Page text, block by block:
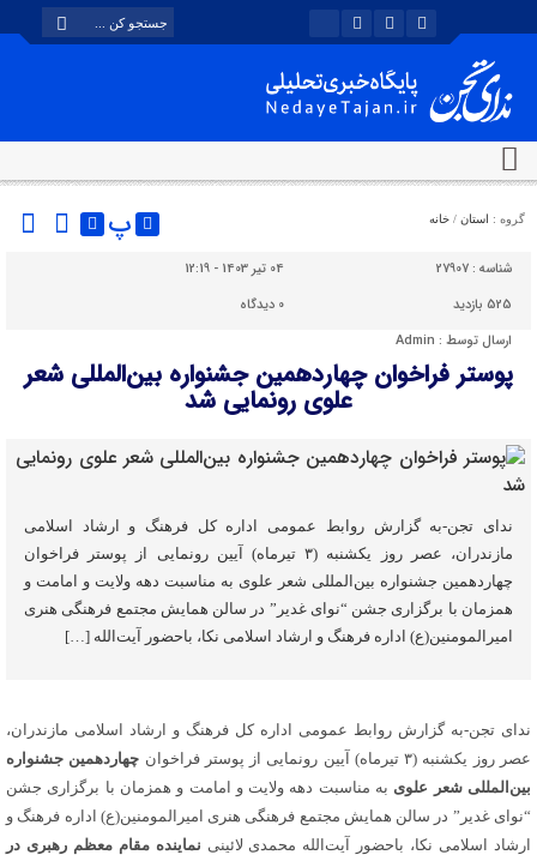
گروه : استان / خانه پ
شناسه : 27907
04 تیر 1403 - 12:19
525 بازدید
0 دیدگاه
ارسال توسط : Admin
پوستر فراخوان چهاردهمین جشنواره بین‌المللی شعر
علوی رونمایی شد
ندای تجن-به گزارش روابط عمومی اداره کل فرهنگ و ارشاد اسلامی
مازندران، عصر روز یکشنبه (۳ تیرماه) آیین رونمایی از پوستر فراخوان
چهاردهمین جشنواره بین‌المللی شعر علوی به مناسبت دهه ولایت و امامت و
همزمان با برگزاری جشن “نوای غدیر” در سالن همایش مجتمع فرهنگی هنری
امیرالمومنین(ع) اداره فرهنگ و ارشاد اسلامی نکا، باحضور آیت‌الله […]
ندای تجن-به گزارش روابط عمومی اداره کل فرهنگ و ارشاد اسلامی مازندران،
عصر روز یکشنبه (۳ تیرماه) آیین رونمایی از پوستر فراخوان
چهاردهمین جشنواره
بین‌المللی شعر علوی به مناسبت دهه ولایت و امامت و همزمان با برگزاری جشن
“نوای غدیر ” در سالن همایش مجتمع فرهنگی هنری امیرالمومنین(ع) اداره فرهنگ و
ارشاد اسلامی نکا، باحضور آیت‌الله محمدی لائینی نماینده مقام معظم رهبری در